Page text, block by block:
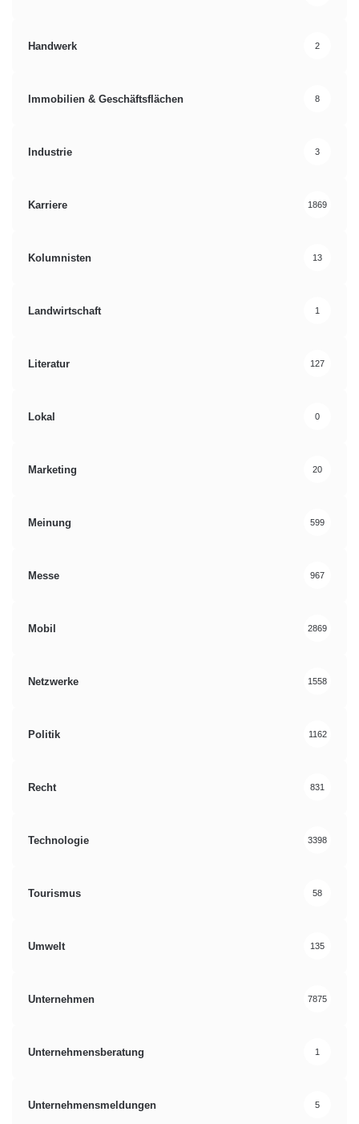
Handwerk 2
Immobilien & Geschäftsflächen 8
Industrie 3
Karriere 1869
Kolumnisten 13
Landwirtschaft 1
Literatur 127
Lokal 0
Marketing 20
Meinung 599
Messe 967
Mobil 2869
Netzwerke 1558
Politik 1162
Recht 831
Technologie 3398
Tourismus 58
Umwelt 135
Unternehmen 7875
Unternehmensberatung 1
Unternehmensmeldungen 5